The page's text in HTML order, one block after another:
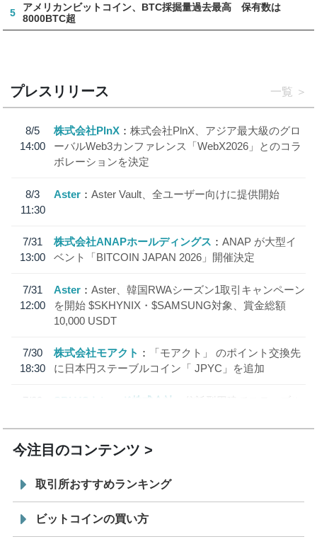
5
アメリカンビットコイン、BTC採掘量過去最高 保有数は
8000BTC超
プレスリリース 一覧
8/5
14:00
株式会社PlnX
株式会社PlnX、アジア最大級のグロ
ーバルWeb3カンファレンス「WebX2026」とのコラ
ボレーションを決定
8/3
11:30
Aster Aster Vault、全ユーザー向けに提供開始
7/31
13:00
株式会社ANAPホールディングス
ANAP が大型イ
ベント「BITCOIN JAPAN 2026」開催決定
7/31
12:00
Aster
Aster、韓国RWAシーズン1取引キャンペーン
を開始 $SKHYNIX・$SAMSUNG対象、賞金総額
10,000 USDT
7/30
18:30
株式会社モアクト
「モアクト」 のポイント交換先
に日本円ステーブルコイン「 JPYC」を追加
7/29
SBI VCトレード株式会社
信託型円建てステーブル
今注目のコンテンツ
取引所おすすめランキング
ビットコインの買い方